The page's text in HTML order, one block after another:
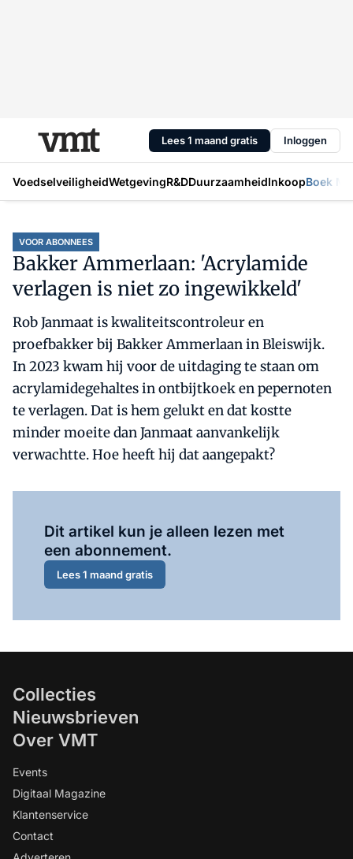
Lees 1 maand gratis Inloggen
VoedselveiligheidWetgevingR&DDuurzaamheidInkoopBoek
VOOR ABONNEES
Bakker Ammerlaan: 'Acrylamide
verlagen is niet zo ingewikkeld'
Rob Janmaat is kwaliteitscontroleur en
proefbakker bij Bakker Ammerlaan in Bleiswijk.
In 2023 kwam hij voor de uitdaging te staan om
acrylamidegehaltes in ontbijtkoek en pepernoten
te verlagen. Dat is hem gelukt en dat kostte
minder moeite dan Janmaat aanvankelijk
verwachtte. Hoe heeft hij dat aangepakt?
Dit artikel kun je alleen lezen met
een abonnement.
Lees 1 maand gratis
Collecties
Nieuwsbrieven
Over VMT
Events
Digitaal Magazine
Klantenservice
Contact